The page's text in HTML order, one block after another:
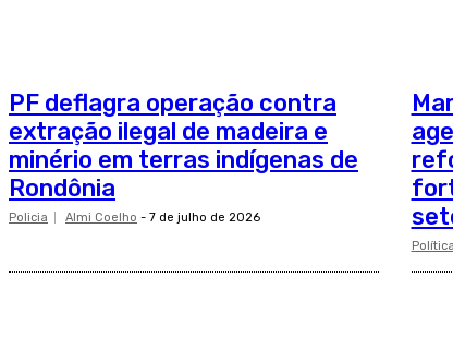
PF deflagra operação contra
extração ilegal de madeira e
minério em terras indígenas de
Rondônia
Policia Almi Coelho - 7 de julho de 2026
Política